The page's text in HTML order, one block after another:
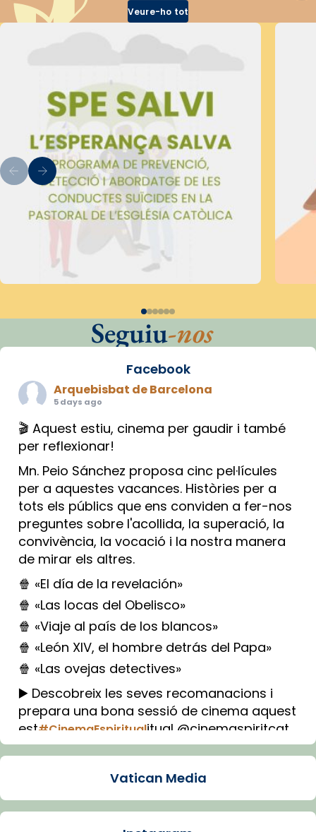
Veure-ho tot
Seguiu-nos
Facebook
Arquebisbat de Barcelona
5 days ago
🎬 Aquest estiu, cinema per gaudir i també
per reflexionar!
Mn. Peio Sánchez proposa cinc pel·lícules
per a aquestes vacances. Històries per a
tots els públics que ens conviden a fer-nos
preguntes sobre l'acollida, la superació, la
convivència, la vocació i la nostra manera
de mirar els altres.
🍿 «El día de la revelación»
🍿 «Las locas del Obelisco»
🍿 «Viaje al país de los blancos»
🍿 «León XIV, el hombre detrás del Papa»
🍿 «Las ovejas detectives»
▶️ Descobreix les seves recomanacions i
prepara una bona sessió de cinema aquest
est#CinemaEspiritualitual @cinemaspiritcat
Imatge: Generada amb IA (OpenAI)
Vatican Media